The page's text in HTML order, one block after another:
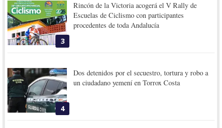
3
Rincón de la Victoria acogerá el V Rally de
Escuelas de Ciclismo con participantes
procedentes de toda Andalucía
4
Dos detenidos por el secuestro, tortura y robo a
un ciudadano yemení en Torrox Costa